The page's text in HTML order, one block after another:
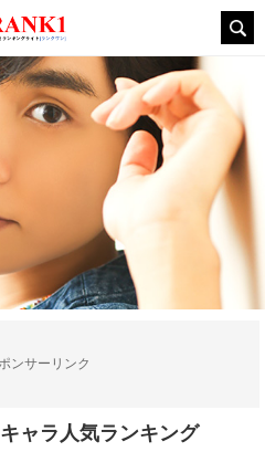
ンサーリンク
ャラ人気ランキング